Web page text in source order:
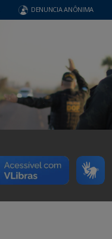
DENUNCIA ANÔNIMA